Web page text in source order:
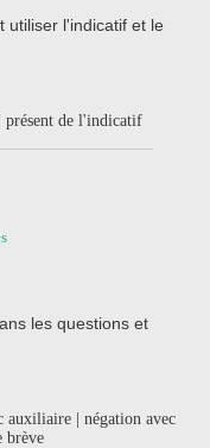
utiliser l'indicatif et le
de l'indicatif
les questions et
| négation avec
brève